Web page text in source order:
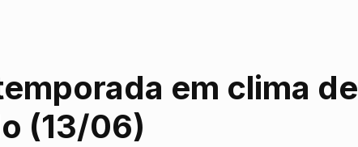
em clima de
(13/06)